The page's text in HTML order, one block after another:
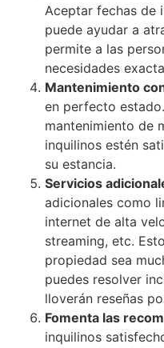
Aceptar fechas de
puede ayudar a
permite a las
necesidades
Mantenimiento
en perfecto
mantenimiento de
inquilinos estén
su estancia.
Servicios
adicionales como
internet de alta
streaming, etc.
propiedad sea
puedes resolver
lloverán reseñas
Fomenta las
inquilinos